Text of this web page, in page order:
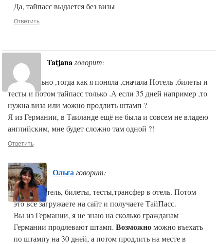
Да, тайпасс выдается без визы
Ответить
Tatjanaговорит:
Замечательно ,тогда как я поняла ,сначала Нотель ,билеты и
тесты и потом тайпасс только .А если 35 дней например ,то
нужна виза или можно продлить штамп ?
Я из Германии, в Таиланде ещё не была и совсем не владею
английским, мне будет сложно там одной ?!
Ответить
Ольгаговорит:
Сначала отель, билеты, тесты,трансфер в отель. Потом
это все загружаете на сайт и получаете ТайПасс.
Вы из Германии, я не знаю на сколько гражданам
Германии продлевают штамп. Возможноможно въехать
по штампу на 30 дней, а потом продлить на месте в